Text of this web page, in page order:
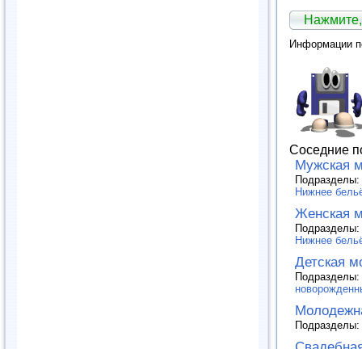
Информации
Соседние
Мужская
Подразделы:
Нижнее
Женская
Подразделы:
Нижнее
Детская
Подразделы:
Подразделы: